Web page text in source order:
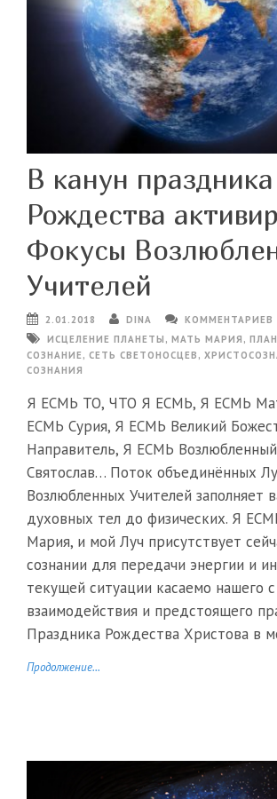
В канун праздника
Рождества
Фокусы
Учителей
2.01.2018 DINA
КОММЕНТАРИЕВ
ИСЦЕЛЕНИЕ ПЛАНЕТЫ , МАТЬ МАРИЯ ,
СОЗНАНИЕ, СЕТЬ СВЕТОНОСЦЕВ ,
СОЗНАНИЯ
Я ЕСМЬ ТО, ЧТО Я ЕСМЬ, Я ЕСМЬ
ЕСМЬ Сурия, Я ЕСМЬ Великий
Направитель, Я ЕСМЬ
Святослав… Поток объединённых
Возлюбленных Учителей заполняет
духовных тел до физических. Я
Мария, и мой Луч присутствует
сознании для передачи энергии и
текущей ситуации касаемо нашего
взаимодействия и предстоящего
Праздника Рождества Христова в
Продолжение...